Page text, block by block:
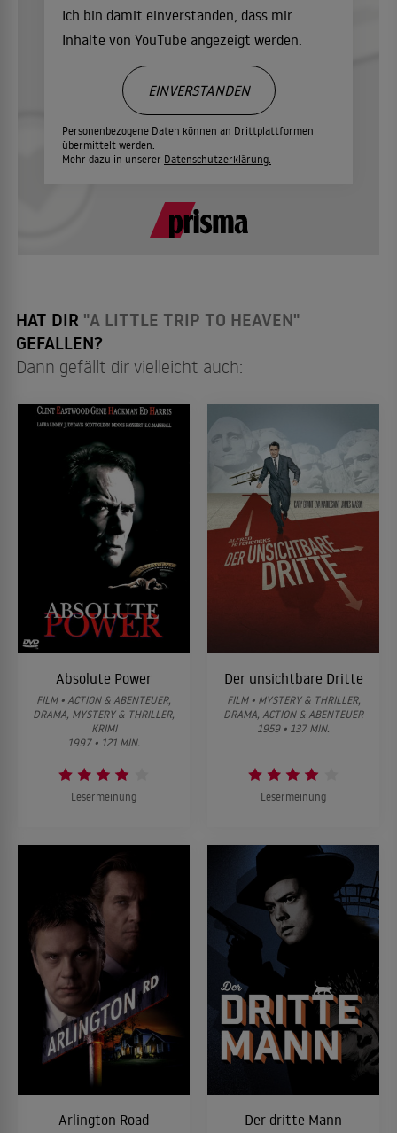
Ich bin damit einverstanden, dass mir
Inhalte von YouTube angezeigt werden.
Personenbezogene Daten können an Drittplattformen
übermittelt werden.
Mehr dazu in unserer Datenschutzerklärung.
EINVERSTANDEN
HAT DIR "A LITTLE TRIP TO HEAVEN"
GEFALLEN?
Dann gefällt dir vielleicht auch:
Absolute Power
FILM • ACTION & ABENTEUER,
DRAMA, MYSTERY & THRILLER,
KRIMI
1997 • 121 MIN.
Lesermeinung
Der unsichtbare Dritte
FILM • MYSTERY & THRILLER,
DRAMA, ACTION & ABENTEUER
1959 • 137 MIN.
Lesermeinung
Arlington Road Der dritte Mann